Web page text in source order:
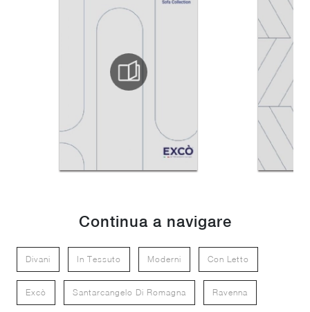
Continua a navigare
Divani In Tessuto Moderni Con Letto
Excò Santarcangelo Di Romagna Ravenna